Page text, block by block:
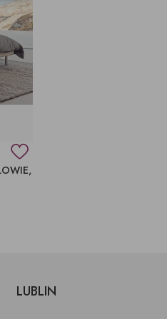
LUBLIN